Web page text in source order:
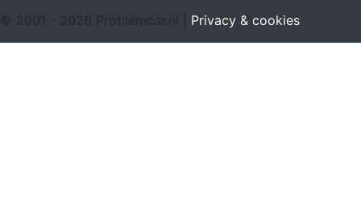
© 2001 - 2026 Problemcar.nl | Privacy & cookies